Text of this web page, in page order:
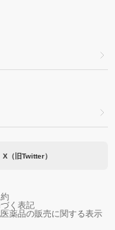
X（旧Twitter）
く表記
医薬品の販売に関する表示